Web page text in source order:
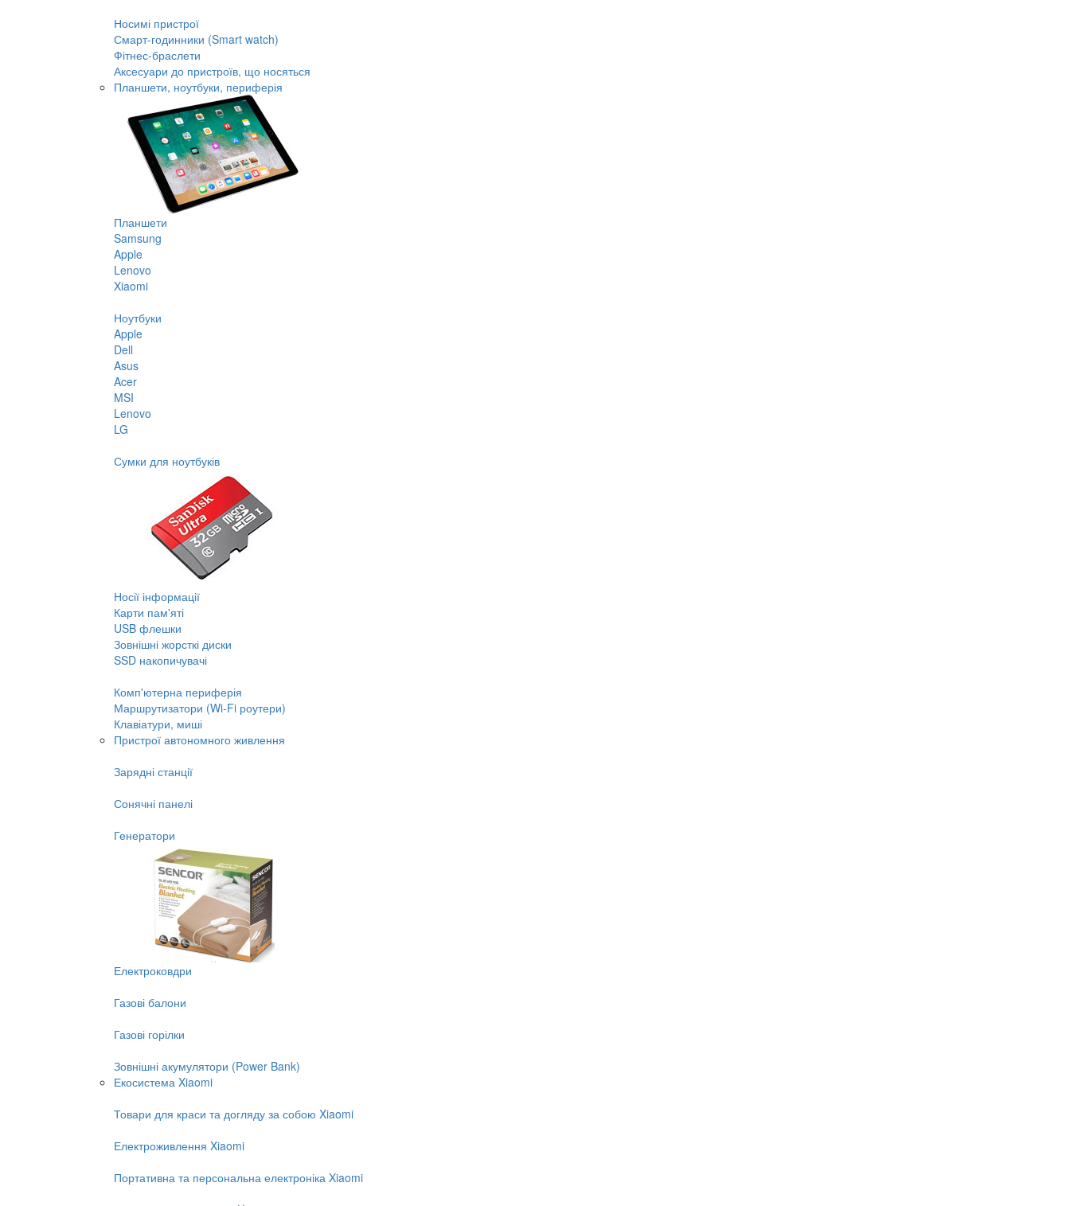
Носимі пристрої
Смарт-годинники (Smart watch)
Фітнес-браслети
Аксесуари до пристроїв, що носяться
Планшети, ноутбуки, периферія
Планшети
Samsung
Apple
Lenovo
Xiaomi
Ноутбуки
Apple
Dell
Asus
Acer
MSI
Lenovo
LG
Сумки для ноутбуків
Носії інформації
Карти пам'яті
USB флешки
Зовнішні жорсткі диски
SSD накопичувачі
Комп'ютерна периферія
Маршрутизатори (Wi-Fi роутери)
Клавіатури, миші
Пристрої автономного живлення
Зарядні станції
Сонячні панелі
Генератори
Електроковдри
Газові балони
Газові горілки
Зовнішні акумулятори (Power Bank)
Екосистема Xiaomi
Товари для краси та догляду за собою Xiaomi
Електроживлення Xiaomi
Портативна та персональна електроніка Xiaomi